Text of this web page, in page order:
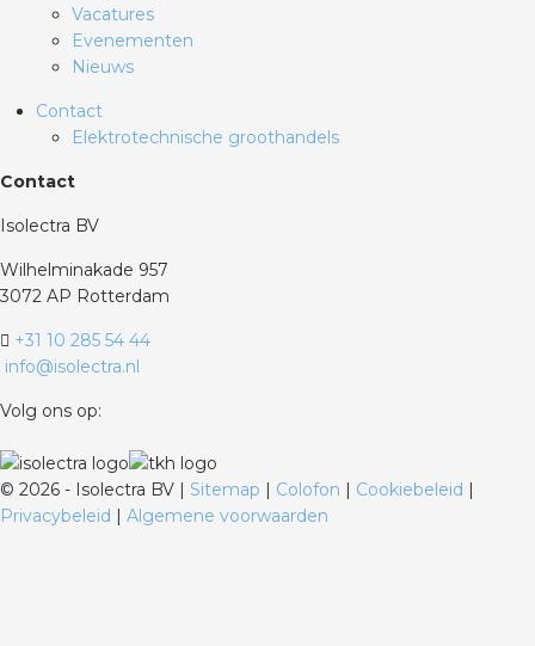
Vacatures
Evenementen
Nieuws
Contact
Elektrotechnische groothandels
Contact
Isolectra BV
Wilhelminakade 957
3072 AP Rotterdam
+31 10 285 54 44
info@isolectra.nl
Volg ons op:
© 2026 - Isolectra BV | Sitemap | Colofon | Cookiebeleid |
Privacybeleid | Algemene voorwaarden